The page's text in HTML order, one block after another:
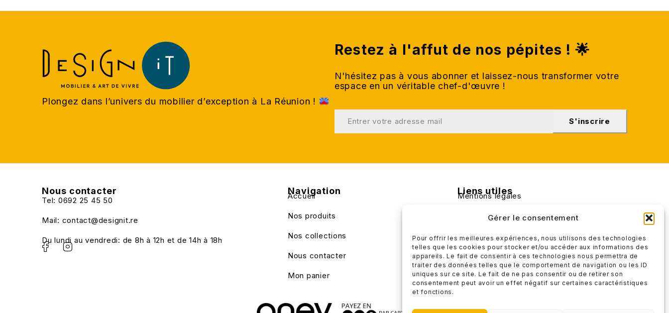
Gérer le consentement
Pour offrir les meilleures expériences, nous utilisons des technologies
telles que les cookies pour stocker et/ou accéder aux informations des
appareils. Le fait de consentir à ces technologies nous permettra de
traiter des données telles que le comportement de navigation ou les ID
uniques sur ce site. Le fait de ne pas consentir ou de retirer son
consentement peut avoir un effet négatif sur certaines caractéristiques
et fonctions.
Plongez dans l’univers du mobilier d’exception à La Réunion !
Restez à l'affut de nos pépites ! 🌟
N'hésitez pas à vous abonner et laissez-nous transformer votre
espace en un véritable chef-d'œuvre !
S'inscrire
Nous contacter
Tel: 0692 25 45 50
Mail: contact@designit.re
Du lundi au vendredi: de 8h à 12h et de 14h à 18h
Navigation
Accueil
Nos produits
Nos collections
Nous contacter
Mon panier
Liens utiles
Mentions légales
Conditions générales de ventes